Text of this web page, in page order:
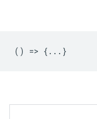
() => {...}